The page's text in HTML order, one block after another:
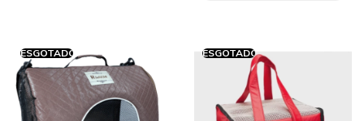
ESGOTADO ESGOTADO